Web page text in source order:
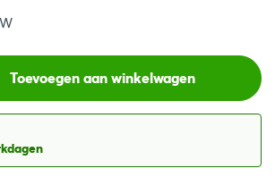
is:
€36,14.
Toevoegen aan winkelwagen